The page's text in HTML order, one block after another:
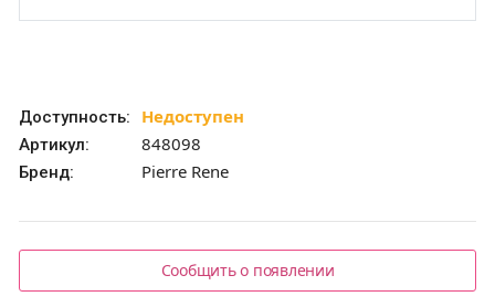
Доступность: Недоступен
Артикул: 848098
Бренд: Pierre Rene
Сообщить о появлении